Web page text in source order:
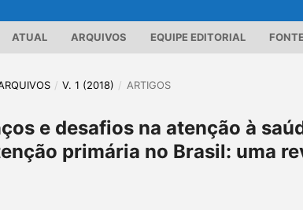
ATUAL ARQUIVOS EQUIPE EDITORIAL
/ V. 1 (2018) / ARTIGOS
e desafios na atenção à
primária no Brasil: uma